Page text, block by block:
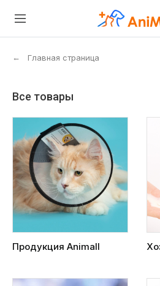
← Главная страница
Все товары
Продукция Animall